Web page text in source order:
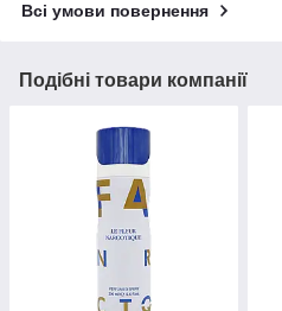
Всі умови повернення
Подібні товари компанії